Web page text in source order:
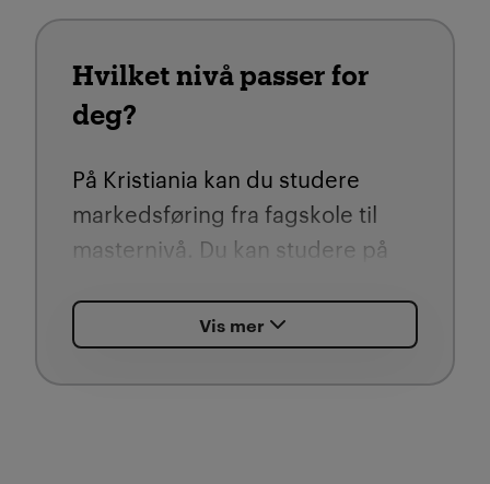
Hvilket nivå passer for
deg?
På Kristiania kan du studere
markedsføring fra fagskole til
masternivå. Du kan studere på
forskjellene? Og hva passer for
deg?
Vis mer